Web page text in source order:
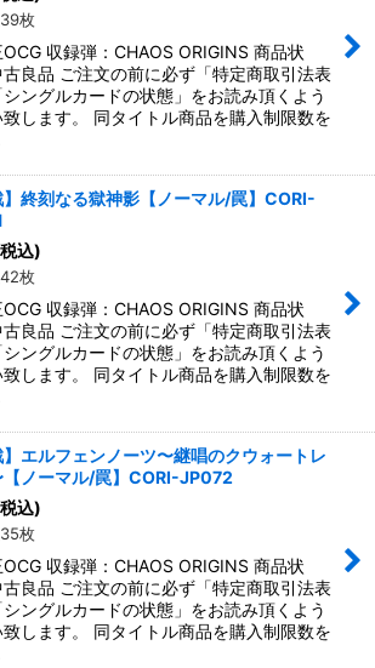
枚
収録弾：CHAOS ORIGINS 商品状
良品 ご注文の前に必ず「特定商取引法表
ングルカードの状態」をお読み頂くよう
致します。 同タイトル商品を購入制限数を
】終刻なる獄神影【ノーマル/罠】CORI-
込)
枚
収録弾：CHAOS ORIGINS 商品状
良品 ご注文の前に必ず「特定商取引法表
ングルカードの状態」をお読み頂くよう
致します。 同タイトル商品を購入制限数を
】エルフェンノーツ〜継唱のクウォートレ
【ノーマル/罠】CORI-JP072
込)
枚
収録弾：CHAOS ORIGINS 商品状
良品 ご注文の前に必ず「特定商取引法表
ングルカードの状態」をお読み頂くよう
致します。 同タイトル商品を購入制限数を